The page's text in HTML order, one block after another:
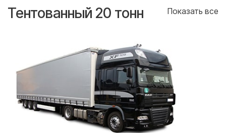
Тентованный 20 тонн Показать все